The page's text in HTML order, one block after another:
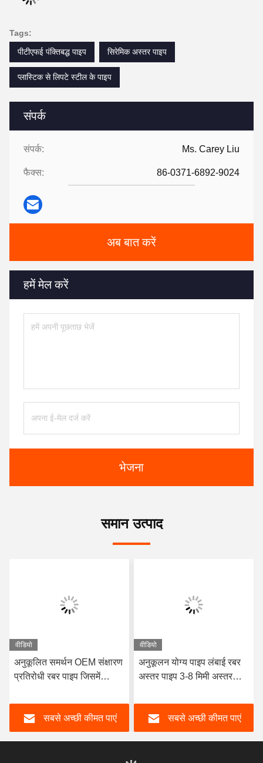
संपर्क
संपर्क: Ms. Carey Liu
फैक्स: 86-0371-6892-9024
अब बात करें
हमें मेल करें
भेजना
Tags:
पीटीएफई पंक्तिबद्ध पाइप
सिरेमिक अस्तर पाइप
प्लास्टिक से लिपटे स्टील के पाइप
समान उत्पाद
वीडियो
अनुकूलित समर्थन OEM संक्षारण
प्रतिरोधी रबर पाइप जिसमें
Neoprene EPDM और
प्रदर्शन के लिए नाइट्राइल अस्तर
सामग्री है
सबसे अच्छी कीमत पाएं
वीडियो
अनुकूलन योग्य पाइप लंबाई रबर
अस्तर पाइप 3-8 मिमी अस्तर
संक्षारण प्रतिरोध प्रदान करता है
सबसे अच्छी कीमत पाएं